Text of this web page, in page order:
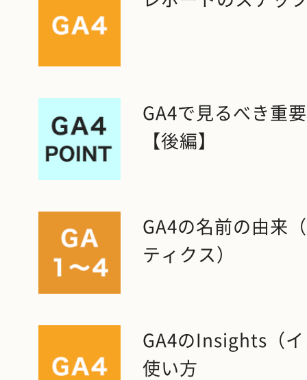
GA4で見るべき重
【後編】
GA4の名前の由来
ティクス）
GA4のInsights（
使い方